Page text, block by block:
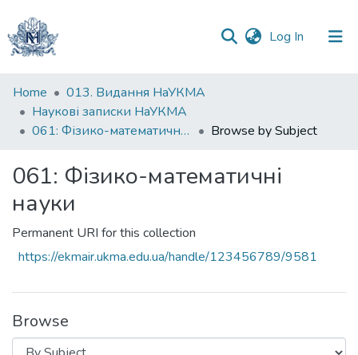
Log In (current)
Communities
&
Collections
Home
013. Видання НаУКМА
Наукові записки НаУКМА
061: Фізико-математичні науки
Browse by Subject
061: Фізико-математичні
науки
Permanent URI for this collection
https://ekmair.ukma.edu.ua/handle/123456789/9581
Browse